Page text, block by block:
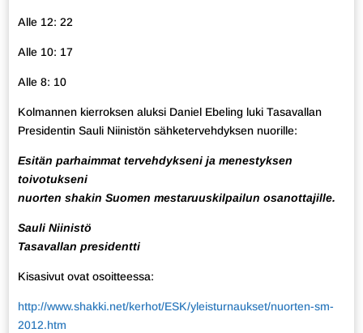
Alle 12: 22
Alle 10: 17
Alle 8: 10
Kolmannen kierroksen aluksi Daniel Ebeling luki Tasavallan
Presidentin Sauli Niinistön sähketervehdyksen nuorille:
Esitän parhaimmat tervehdykseni ja menestyksen
toivotukseni
nuorten shakin Suomen mestaruuskilpailun osanottajille.
Sauli Niinistö
Tasavallan presidentti
Kisasivut ovat osoitteessa:
http://www.shakki.net/kerhot/ESK/yleisturnaukset/nuorten-sm-
2012.htm